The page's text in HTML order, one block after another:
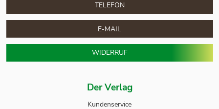
Der Verlag
Kundenservice
TELEFON
E-MAIL
WIDERRUF